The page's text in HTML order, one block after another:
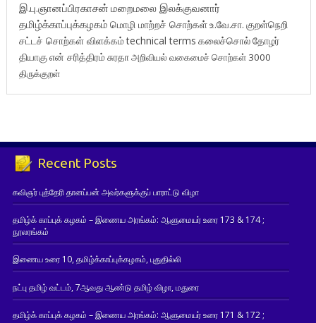
இ.பு.ஞானப்பிரகாசன் மறைமலை இலக்குவனார்
தமிழ்க்காப்புக்கழகம் மொழி மாற்றச் சொற்கள்உ.வே.சா. குறள்நெறி
சட்டச் சொற்கள் விளக்கம்technical terms கலைச்சொல்தோழர்
தியாகுஎன் சரித்திரம்சுரதாஅறிவியல் வகைமைச் சொற்கள் 3000
திருக்குறள்
Recent Posts
கவிஞர் புத்தேரி தானப்பன் அவர்களுக்குப் பாராட்டு விழா
தமிழ்க் காப்புக் கழகம் – இணைய அரங்கம்: ஆளுமையர் உரை 173 & 174 ;
நூலரங்கம்
இணைய உரை 10, தமிழ்க்காப்புக்கழகம், புதுதில்லி
நட்பு தமிழ் வட்டம், 7ஆவது ஆண்டு தமிழ் விழா, மதுரை
தமிழ்க் காப்புக் கழகம் – இணைய அரங்கம்: ஆளுமையர் உரை 171 & 172 ;